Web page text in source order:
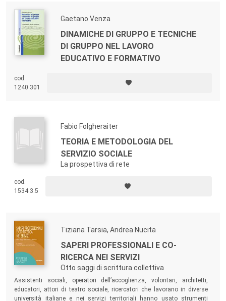
Gaetano Venza
DINAMICHE DI GRUPPO E TECNICHE
DI GRUPPO NEL LAVORO
EDUCATIVO E FORMATIVO
cod.
1240.301
Fabio Folgheraiter
TEORIA E METODOLOGIA DEL
SERVIZIO SOCIALE
La prospettiva di rete
cod.
1534.3.5
Tiziana Tarsia, Andrea Nucita
SAPERI PROFESSIONALI E CO-
RICERCA NEI SERVIZI
Otto saggi di scrittura collettiva
Assistenti sociali, operatori dell’accoglienza, volontari, architetti,
educatori, attori di teatro sociale, ricercatori che lavorano in diverse
università italiane e nei servizi territoriali hanno usato strumenti